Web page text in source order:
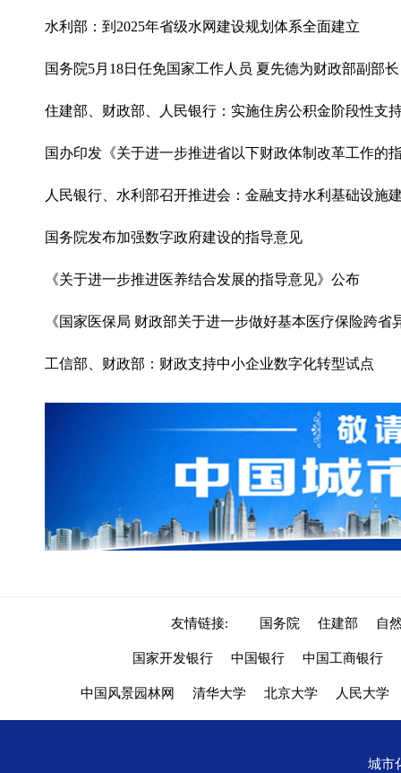
水利部：到2025年省级水网建设规划体系全面建立
国务院5月18日任免国家工作人员 夏先德为财政部副部长
住建部、财政部、人民银行：实施住房公积金阶段性支
国办印发《关于进一步推进省以下财政体制改革工作的
人民银行、水利部召开推进会：金融支持水利基础设施
国务院发布加强数字政府建设的指导意见
《关于进一步推进医养结合发展的指导意见》公布
《国家医保局 财政部关于进一步做好基本医疗保险跨
工信部、财政部：财政支持中小企业数字化转型试点
友情链接: 国务院 住建部 自
国家开发银行 中国银行 中国工商银行
中国风景园林网 清华大学 北京大学 人民大学
城市